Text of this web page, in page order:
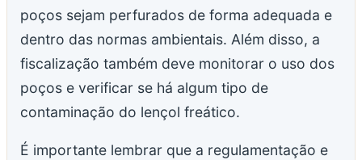
poços sejam perfurados de forma adequada e
dentro das normas ambientais. Além disso, a
fiscalização também deve monitorar o uso dos
poços e verificar se há algum tipo de
contaminação do lençol freático.
É importante lembrar que a regulamentação e